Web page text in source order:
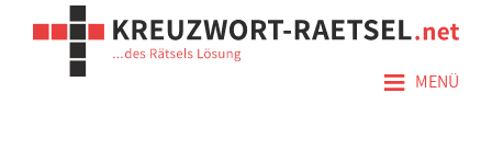
≡ MENÜ